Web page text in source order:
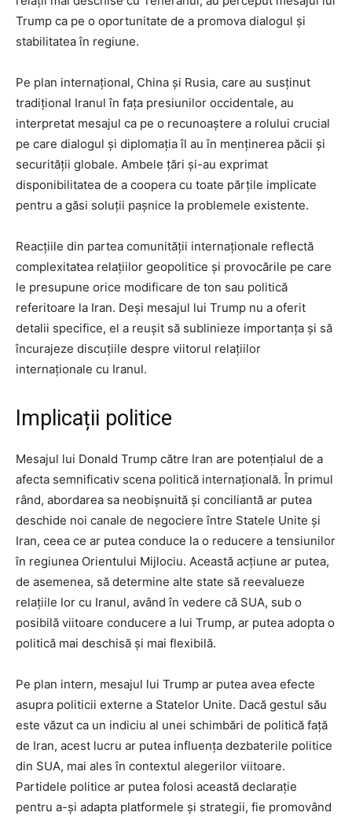
Trump ca pe o oportunitate de a promova dialogul și
stabilitatea în regiune.
Pe plan internațional, China și Rusia, care au susținut
tradițional Iranul în fața presiunilor occidentale, au
interpretat mesajul ca pe o recunoaștere a rolului crucial
pe care dialogul și diplomația îl au în menținerea păcii și
securității globale. Ambele țări și-au exprimat
disponibilitatea de a coopera cu toate părțile implicate
pentru a găsi soluții pașnice la problemele existente.
Reacțiile din partea comunității internaționale reflectă
complexitatea relațiilor geopolitice și provocările pe care
le presupune orice modificare de ton sau politică
referitoare la Iran. Deși mesajul lui Trump nu a oferit
detalii specifice, el a reușit să sublinieze importanța și să
încurajeze discuțiile despre viitorul relațiilor
internaționale cu Iranul.
Implicații politice
Mesajul lui Donald Trump către Iran are potențialul de a
afecta semnificativ scena politică internațională. În primul
rând, abordarea sa neobișnuită și conciliantă ar putea
deschide noi canale de negociere între Statele Unite și
Iran, ceea ce ar putea conduce la o reducere a tensiunilor
în regiunea Orientului Mijlociu. Această acțiune ar putea,
de asemenea, să determine alte state să reevalueze
relațiile lor cu Iranul, având în vedere că SUA, sub o
posibilă viitoare conducere a lui Trump, ar putea adopta o
politică mai deschisă și mai flexibilă.
Pe plan intern, mesajul lui Trump ar putea avea efecte
asupra politicii externe a Statelor Unite. Dacă gestul său
este văzut ca un indiciu al unei schimbări de politică față
de Iran, acest lucru ar putea influența dezbaterile politice
din SUA, mai ales în contextul alegerilor viitoare.
Partidele politice ar putea folosi această declarație
pentru a-și adapta platformele și strategii, fie promovând